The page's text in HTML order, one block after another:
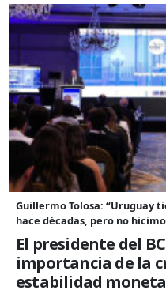
Guillermo Tolosa: “Uruguay
hace décadas, pero no
El presidente del
importancia de la
estabilidad